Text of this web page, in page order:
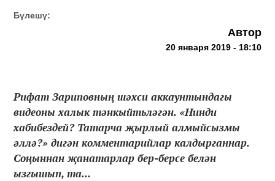
Бүлешү:
Автор
20 января 2019 - 18:10
Рифат Зариповның шәхси аккаунтындагы
видеоны халык тәнкыйтьләгән. «Нинди
хабибездей? Татарча җырлый алмыйсызмы
әллә?» дигән комментарийлар калдырганнар.
Соңыннан җанатарлар бер-берсе белән
ызгышып, та...